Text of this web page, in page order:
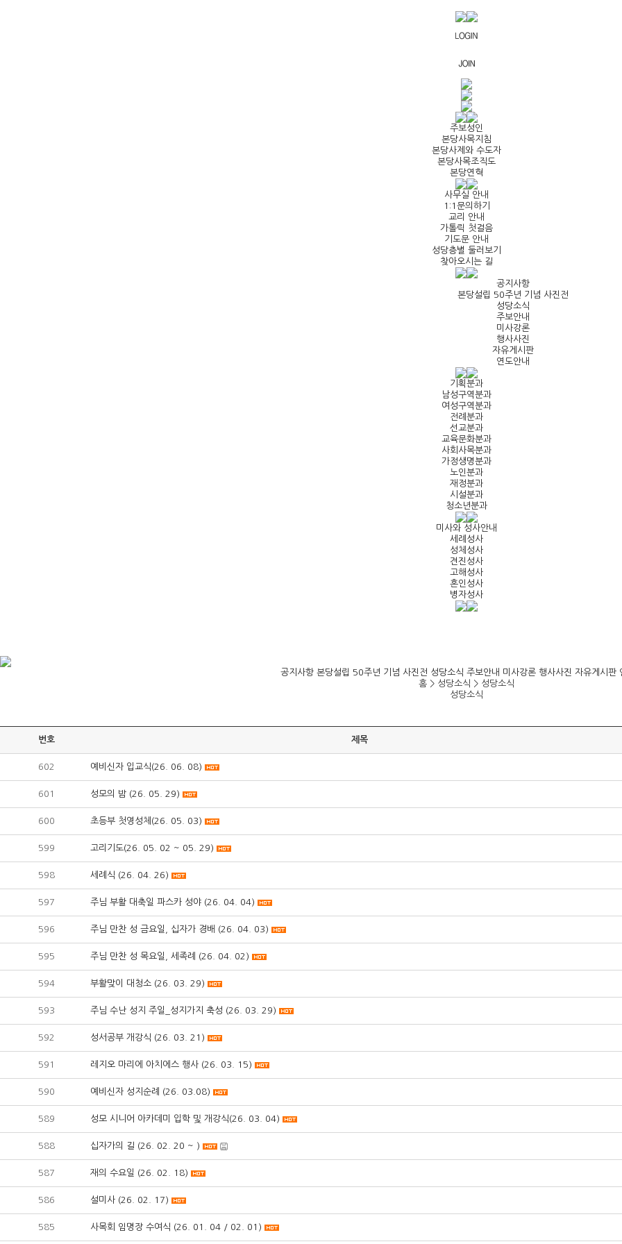
주보성인
본당사목지침
본당사제와 수도자
본당사목조직도
본당연혁
사무실 안내
1:1문의하기
교리 안내
가톨릭 첫걸음
기도문 안내
성당층별 둘러보기
찾아오시는 길
공지사항
본당설립 50주년 기념 사진전
성당소식
주보안내
미사강론
행사사진
자유게시판
연도안내
기획분과
남성구역분과
여성구역분과
전례분과
선교분과
교육문화분과
사회사목분과
가정생명분과
노인분과
재정분과
시설분과
청소년분과
미사와 성사안내
세례성사
성체성사
견진성사
고해성사
혼인성사
병자성사
공지사항 본당설립 50주년 기념 사진전 성당소식 주보안내 미사강론 행사사진 자유게시판
홈 > 성당소식 > 성당소식
성당소식
번호 제목
602 예비신자 입교식(26. 06. 08)
601 성모의 밤 (26. 05. 29)
600 초등부 첫영성체(26. 05. 03)
599 고리기도(26. 05. 02 ~ 05. 29)
598 세례식 (26. 04. 26)
597 주님 부활 대축일 파스카 성야 (26. 04. 04)
596 주님 만찬 성 금요일, 십자가 경배 (26. 04. 03)
595 주님 만찬 성 목요일, 세족례 (26. 04. 02)
594 부활맞이 대청소 (26. 03. 29)
593 주님 수난 성지 주일_성지가지 축성 (26. 03. 29)
592 성서공부 개강식 (26. 03. 21)
591 레지오 마리에 아치에스 행사 (26. 03. 15)
590 예비신자 성지순례 (26. 03.08)
589 성모 시니어 아카데미 입학 및 개강식(26. 03. 04)
588 십자가의 길 (26. 02. 20 ~ )
587 재의 수요일 (26. 02. 18)
586 설미사 (26. 02. 17)
585 사목회 임명장 수여식 (26. 01. 04 / 02. 01)